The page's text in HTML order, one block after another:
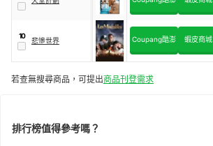
10
悲慘世界 Coupang酷澎 蝦皮商城
若查無搜尋商品，可提出商品刊登需求
排行榜值得參考嗎？